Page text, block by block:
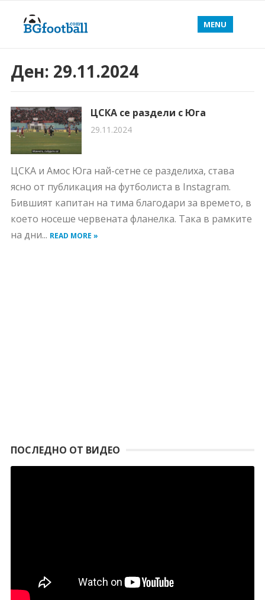
MENU
Ден: 29.11.2024
ЦСКА се раздели с Юга
29.11.2024
ЦСКА и Амос Юга най-сетне се разделиха, става
ясно от публикация на футболиста в Instagram.
Бившият капитан на тима благодари за времето, в
което носеше червената фланелка. Така в рамките
на дни... READ MORE »
ПОСЛЕДНО ОТ ВИДЕО